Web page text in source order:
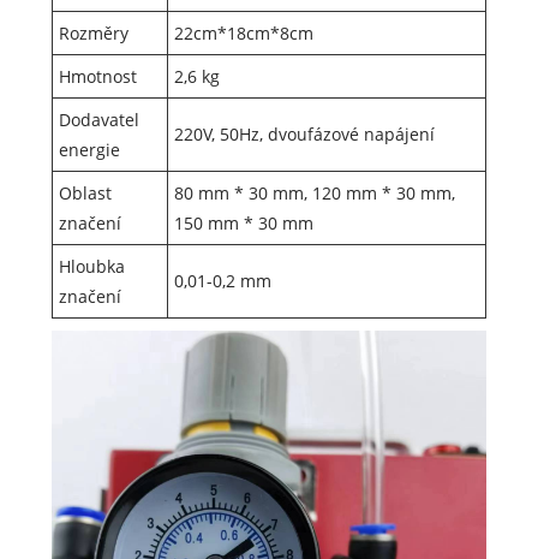
Rozměry
22cm*18cm*8cm
Hmotnost
2,6 kg
Dodavatel
energie
220V, 50Hz, dvoufázové napájení
Oblast
značení
80 mm * 30 mm, 120 mm * 30 mm,
150 mm * 30 mm
Hloubka
značení
0,01-0,2 mm